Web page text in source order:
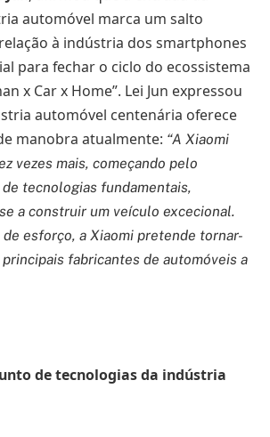
automóvel marca um salto
à indústria dos smartphones
para fechar o ciclo do ecossistema
x Car x Home”. Lei Jun expressou
automóvel centenária oferece
manobra atualmente: “A Xiaomi
vezes mais, começando pelo
tecnologias fundamentais,
a construir um veículo excecional.
de esforço, a Xiaomi pretende tornar-
fabricantes de automóveis a
de tecnologias da indústria